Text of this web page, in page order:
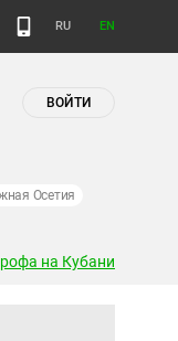
RU EN
ВОЙТИ
Осетия
на Кубани